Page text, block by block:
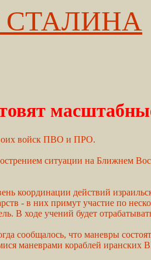
войск ПВО и ПРО.
ситуации на Ближнем
координации действий
- в них примут участие по
В ходе учений будет
сообщалось, что маневры
маневрами кораблей иранских